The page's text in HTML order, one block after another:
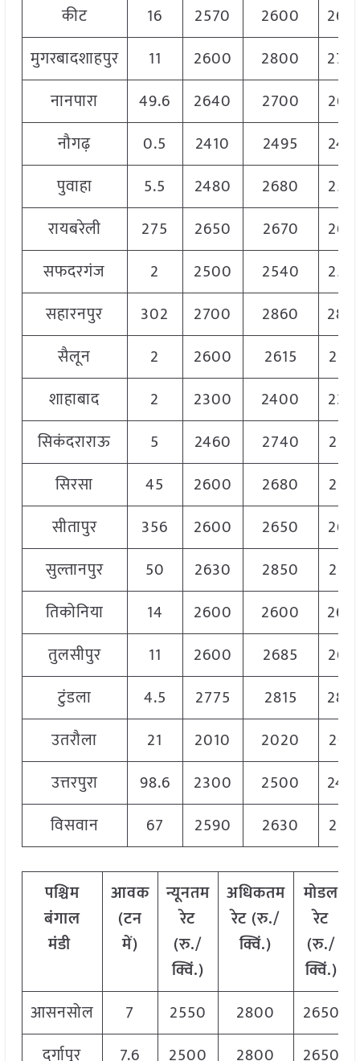
कीट
16 2570 2600
मुगरबादशाहपुर
11 2600 2800
नानपारा
49.6 2640 2700
नौगढ़
0.5 2410 2495
पुवाहा
5.5 2480 2680
रायबरेली
275 2650 2670
सफदरगंज
2 2500 2540
सहारनपुर
302 2700 2860
सैलून
2 2600 2615
शाहाबाद
2 2300 2400
सिकंदराराऊ
5 2460 2740
सिरसा
45 2600 2680
सीतापुर
356 2600 2650
सुल्तानपुर
50 2630 2850
तिकोनिया
14 2600 2600
तुलसीपुर
11 2600 2685
टुंडला
4.5 2775 2815
उतरौला
21 2010 2020
उत्तरपुरा
98.6 2300 2500
विसवान
67 2590 2630
पश्चिम
बंगाल
मंडी
आवक
(टन
में)
न्यूनतम
रेट
(रु./
क्विं.)
अधिकतम
रेट (रु./
क्विं.)
मोडल
रेट
(रु./
क्विं.)
आसनसोल
7 2550 2800
2650
दुर्गापुर
7.6 2500 2800 2650